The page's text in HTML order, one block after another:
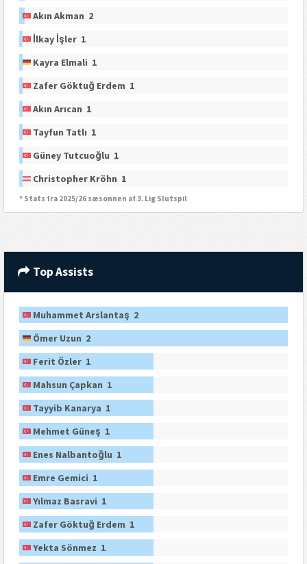
Akın Akman 2
İlkay İşler 1
Kayra Elmali 1
Zafer Göktuğ Erdem 1
Akın Arıcan 1
Tayfun Tatlı 1
Güney Tutcuoğlu 1
Christopher Kröhn 1
* Stats fra 2025/26 sæsonnen af 3. Lig Slutspil
Top Assists
Muhammet Arslantaş 2
Ömer Uzun 2
Ferit Özler 1
Mahsun Çapkan 1
Tayyib Kanarya 1
Mehmet Güneş 1
Enes Nalbantoğlu 1
Emre Gemici 1
Yılmaz Basravi 1
Zafer Göktuğ Erdem 1
Yekta Sönmez 1